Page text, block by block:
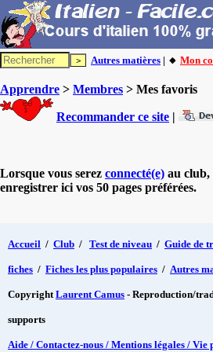
Autres matières | 🔸 Mon
Apprendre > Membres > Mes favoris
Recommander ce site |
Lorsque vous serez connecté(e) au club,
enregistrer ici vos 50 pages préférées.
Accueil / Club / Test de niveau / Guide de
fiches / Fiches les plus populaires / Autres
CopyrightLaurent Camus - Reproduction/
supports
Aide / Contactez-nous / Mentions légales / Vie